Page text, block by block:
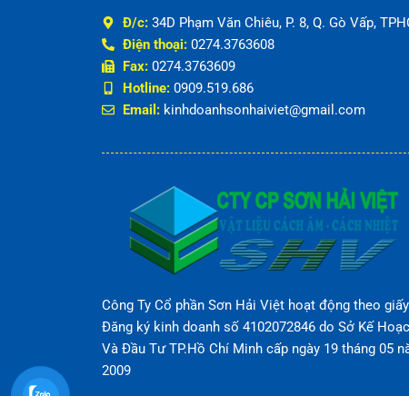
Đ/c:34D Phạm Văn Chiêu, P. 8, Q. Gò Vấp,
Điện thoại:0274.3763608
Fax:0274.3763609
Hotline:0909.519.686
Email:kinhdoanhsonhaiviet@gmail.com
Công Ty Cổ phần Sơn Hải Việt hoạt động theo giấy
Đăng ký kinh doanh số 4102072846 do Sở Kế
Và Đầu Tư TP.Hồ Chí Minh cấp ngày 19 tháng 05
2009